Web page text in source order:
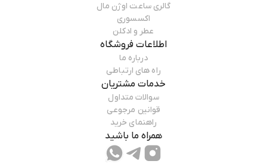
گالری ساعت اوژن مال
اکسسوری
عطر و ادکلن
اطلاعات فروشگاه
درباره ما
راه های ارتباطی
خدمات مشتریان
سوالات متداول
قوانین مرجوعی
راهنمای خرید
همراه ما باشید